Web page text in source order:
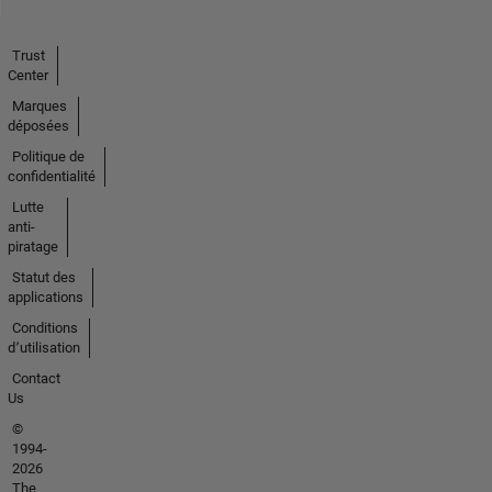
Trust
Center
Marques
déposées
Politique de
confidentialité
Lutte
anti-
piratage
Statut des
applications
Conditions
d՚utilisation
Contact
Us
©
1994-
2026
The